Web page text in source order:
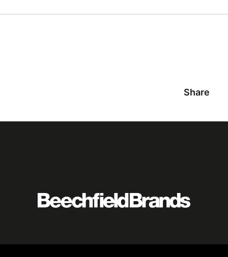
Share
Logo